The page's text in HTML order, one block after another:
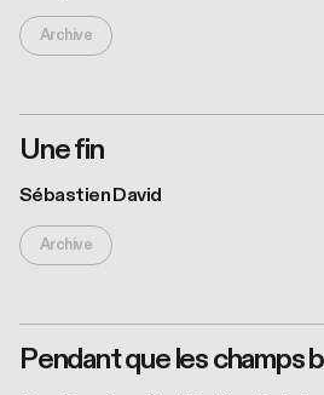
Archive
Une fin
Sébastien David
Archive
Pendant que les champs